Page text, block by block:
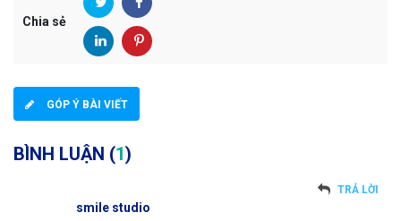
Chia sẻ
GÓP Ý BÀI VIẾT
BÌNH LUẬN (1)
smile studio
TRẢ LỜI